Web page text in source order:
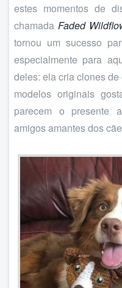
estes momentos de
chamada Faded
tornou um sucesso
especialmente para
deles: ela cria clones
modelos originais
parecem o presente
amigos amantes dos